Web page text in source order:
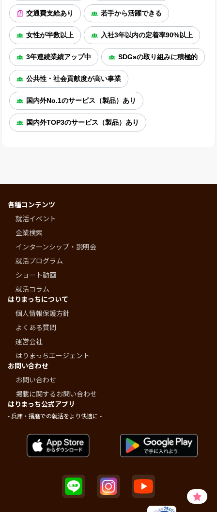
交通費支給あり 若手から活躍できる
女性が半数以上 入社3年以内の定着率90%以上
3年連続業績アップ中 SDGsの取り組みに積極的
公共性・社会貢献度が高い事業
国内外No.1のサービス（製品）あり
国内外TOP3のサービス（製品）あり
各種コンテンツ
就活イベント
企業検索
インターンシップ・説明会
就活プログラム
ショート動画
就活コラム
はりまっちについて
個人情報保護方針
よくある質問
運営会社
はりまっちエージェント
お問い合わせ
お問い合わせ
掲載に関するお問い合わせ
はりまっち公式アプリ
- 兵庫・播磨での就活をより快適に -